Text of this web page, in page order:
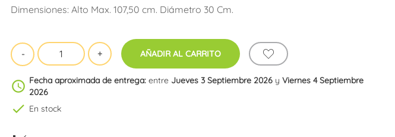
Dimensiones: Alto Max. 107,50 cm. Diámetro 30 Cm.
AÑADIR AL CARRITO
schedule Fecha aproximada de entrega: entre Jueves 3 Septiembre 2026 y Viernes 4 Septiembre
2026
check En stock